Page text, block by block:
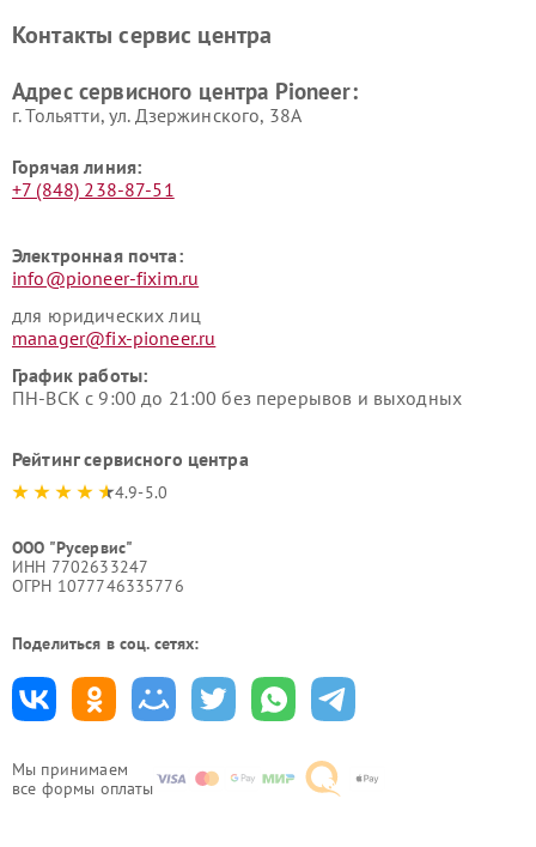
Мы принимаем
все формы оплаты
Контакты сервис центра
Адрес сервисного центра Pioneer:
г. Тольятти, ул. Дзержинского, 38А
Горячая линия:
+7 (848) 238-87-51
Электронная почта:
info@pioneer-fixim.ru
для юридических лиц
manager@fix-pioneer.ru
График работы:
ПН-ВСК с 9:00 до 21:00 без перерывов и выходных
Рейтинг сервисного центра
4.9-5.0
ООО "Русервис"
ИНН 7702633247
ОГРН 1077746335776
Поделиться в соц. сетях: